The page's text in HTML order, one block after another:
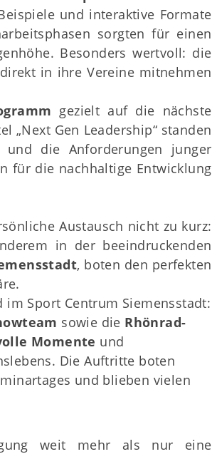
und interaktive Formate
sorgten für einen
Besonders wertvoll: die
in ihre Vereine mitnehmen
gezielt auf die nächste
„Next Gen Leadership“ standen
und die Anforderungen junger
für die nachhaltige Entwicklung
Austausch nicht zu kurz:
in der beeindruckenden
, boten den perfekten
im Sport Centrum Siemensstadt:
sowie die Rhönrad-
Momente und
Die Auftritte boten
und blieben vielen
weit mehr als nur eine